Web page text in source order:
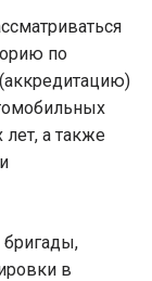
по
а также
в